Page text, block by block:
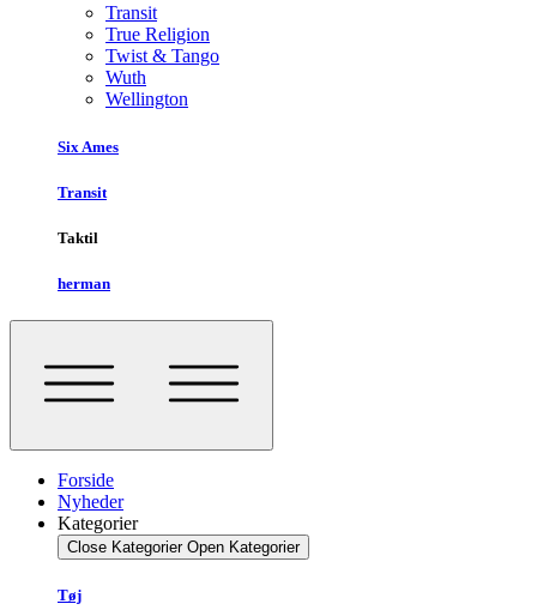
Transit
True Religion
Twist & Tango
Wuth
Wellington
Six Ames
Transit
Taktil
herman
Forside
Nyheder
Kategorier
Close Kategorier Open Kategorier
Tøj